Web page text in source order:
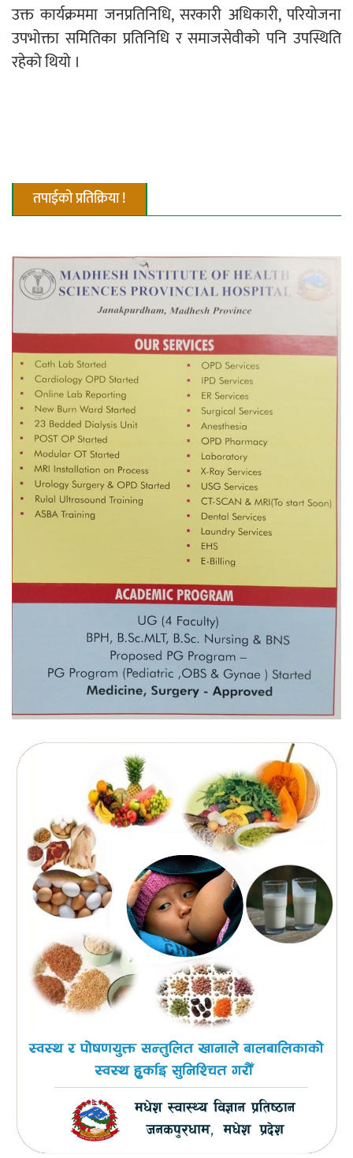
उक्त कार्यक्रममा जनप्रतिनिधि, सरकारी अधिकारी, परियोजना
उपभोक्ता समितिका प्रतिनिधि र समाजसेवीको पनि उपस्थिति
रहेको थियो ।
तपाईको प्रतिक्रिया !